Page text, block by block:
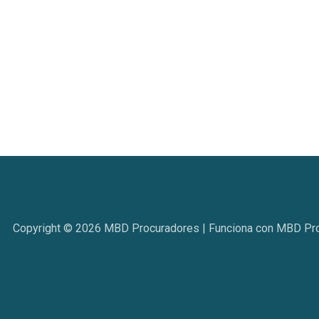
Copyright © 2026 MBD Procuradores | Funciona con MBD